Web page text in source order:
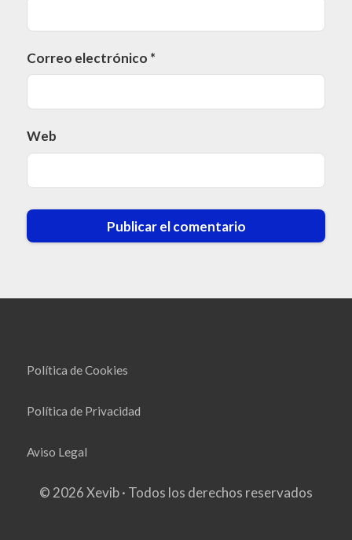
Correo electrónico *
Web
Política de Cookies
Política de Privacidad
Aviso Legal
© 2026 Xevib · Todos los derechos reservados